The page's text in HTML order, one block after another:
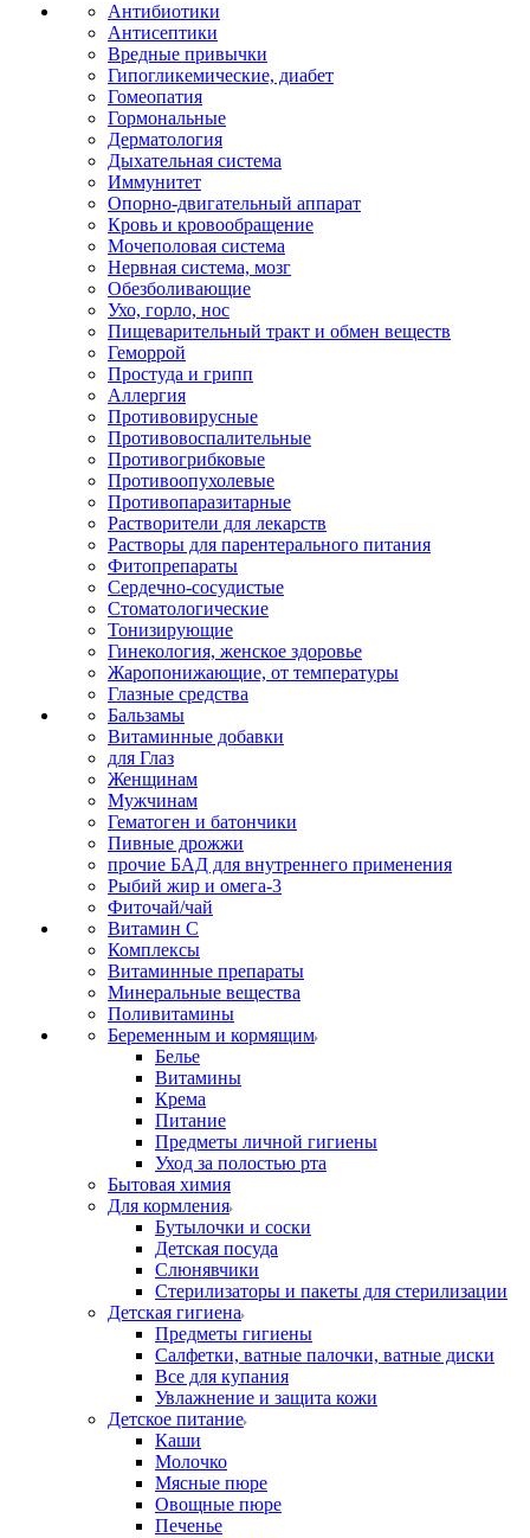
Антибиотики
Антисептики
Вредные привычки
Гипогликемические, диабет
Гомеопатия
Гормональные
Дерматология
Дыхательная система
Иммунитет
Опорно-двигательный аппарат
Кровь и кровообращение
Мочеполовая система
Нервная система, мозг
Обезболивающие
Ухо, горло, нос
Пищеварительный тракт и обмен веществ
Геморрой
Простуда и грипп
Аллергия
Противовирусные
Противовоспалительные
Противогрибковые
Противоопухолевые
Противопаразитарные
Растворители для лекарств
Растворы для парентерального питания
Фитопрепараты
Сердечно-сосудистые
Стоматологические
Тонизирующие
Гинекология, женское здоровье
Жаропонижающие, от температуры
Глазные средства
Бальзамы
Витаминные добавки
для Глаз
Женщинам
Мужчинам
Гематоген и батончики
Пивные дрожжи
прочие БАД для внутреннего применения
Рыбий жир и омега-3
Фиточай/чай
Витамин С
Комплексы
Витаминные препараты
Минеральные вещества
Поливитамины
Беременным и кормящим
Белье
Витамины
Крема
Питание
Предметы личной гигиены
Уход за полостью рта
Бытовая химия
Для кормления
Бутылочки и соски
Детская посуда
Слюнявчики
Стерилизаторы и пакеты для стерилизации
Детская гигиена
Предметы гигиены
Салфетки, ватные палочки, ватные диски
Все для купания
Увлажнение и защита кожи
Детское питание
Каши
Молочко
Мясные пюре
Овощные пюре
Печенье